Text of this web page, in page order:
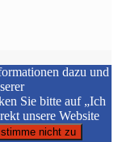
dazu und
Sie bitte auf „Ich
unsere Website
nicht zu